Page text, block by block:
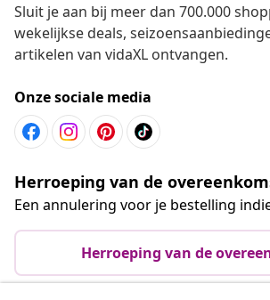
Sluit je aan bij meer dan 700.000
wekelijkse deals,
artikelen van vidaXL ontvangen.
Onze sociale media
Herroeping van de
Een annulering voor je bestelling
Herroeping van de